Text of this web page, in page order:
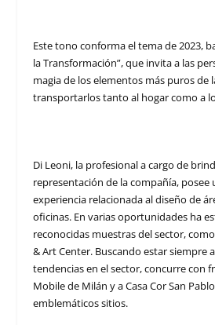
Este tono conforma el tema de 2023,
la Transformación”, que invita a las
magia de los elementos más puros de
transportarlos tanto al hogar como a
Di Leoni, la profesional a cargo de
representación de la compañía, posee
experiencia relacionada al diseño de
oficinas. En varias oportunidades ha
reconocidas muestras del sector, como
& Art Center. Buscando estar siempre
tendencias en el sector, concurre con
Mobile de Milán y a Casa Cor San
emblemáticos sitios.